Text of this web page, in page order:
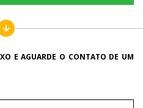
E AGUARDE O CONTATO DE UM